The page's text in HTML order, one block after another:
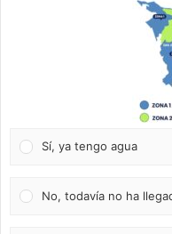
Sí, ya tengo agua
No, todavía no ha